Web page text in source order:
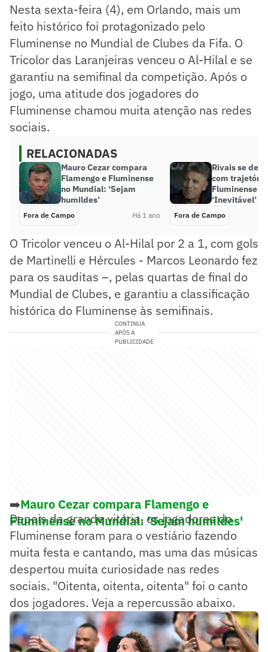
Nesta sexta-feira (4), em Orlando, mais um
feito histórico foi protagonizado pelo
Fluminense no Mundial de Clubes da Fifa. O
Tricolor das Laranjeiras venceu o Al-Hilal e se
garantiu na semifinal da competição. Após o
jogo, uma atitude dos jogadores do
Fluminense chamou muita atenção nas redes
sociais.
RELACIONADAS
Mauro Cezar compara
Flamengo e Fluminense
no Mundial: ‘Sejam
humildes’
Fora de Campo Há 1 ano
Rivais se
com
Fluminense
‘Inevitável’
Fora de Campo
O Tricolor venceu o Al-Hilal por 2 a 1, com gols
de Martinelli e Hércules - Marcos Leonardo fez
para os sauditas –, pelas quartas de final do
Mundial de Clubes, e garantiu a classificação
histórica do Fluminense às semifinais.
CONTINUA
APÓS A
PUBLICIDADE
➡️Mauro Cezar compara Flamengo e
Fluminense no Mundial: 'Sejam humildes'
Depois da grande vitória, os jogadores do
Fluminense foram para o vestiário fazendo
muita festa e cantando, mas uma das músicas
despertou muita curiosidade nas redes
sociais. "Oitenta, oitenta, oitenta" foi o canto
dos jogadores. Veja a repercussão abaixo.